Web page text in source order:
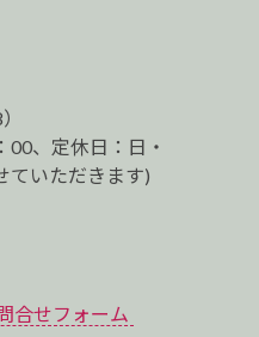
、定休日：日・
ていただきます)
合せフォーム